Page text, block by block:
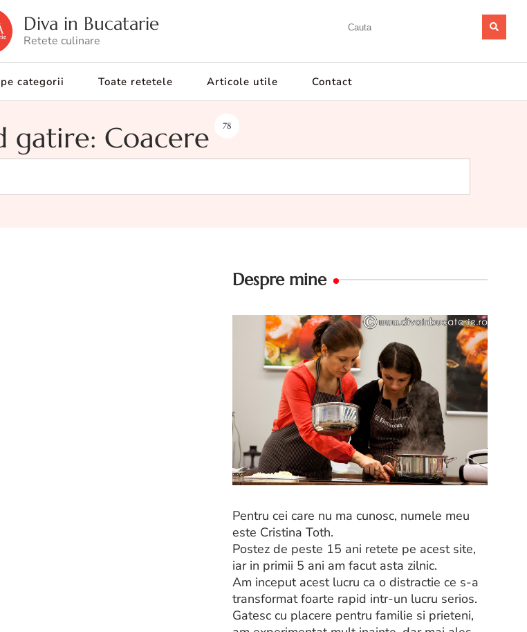
Diva in Bucatarie
Retete culinare
categorii Toate retetele Articole utile Contact
gatire: Coacere 78
Despre mine
Pentru cei care nu ma cunosc, numele meu
este Cristina Toth.
Postez de peste 15 ani retete pe acest site,
iar in primii 5 ani am facut asta zilnic.
Am inceput acest lucru ca o distractie ce s-a
transformat foarte rapid intr-un lucru serios.
Gatesc cu placere pentru familie si prieteni,